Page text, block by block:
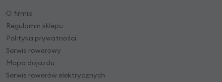
O firmie
Regulamin sklepu
Polityka prywatności
Serwis rowerowy
Mapa dojazdu
Serwis rowerów elektrycznych